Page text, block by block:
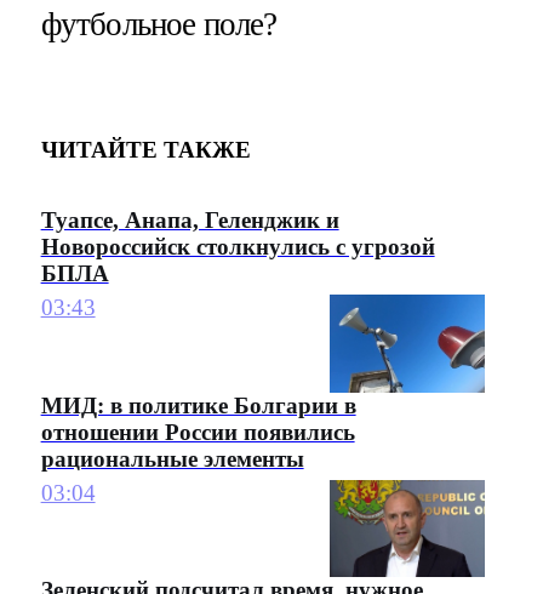
футбольное поле?
ЧИТАЙТЕ ТАКЖЕ
Туапсе, Анапа, Геленджик и
Новороссийск столкнулись с угрозой
БПЛА
03:43
МИД: в политике Болгарии в
отношении России появились
рациональные элементы
03:04